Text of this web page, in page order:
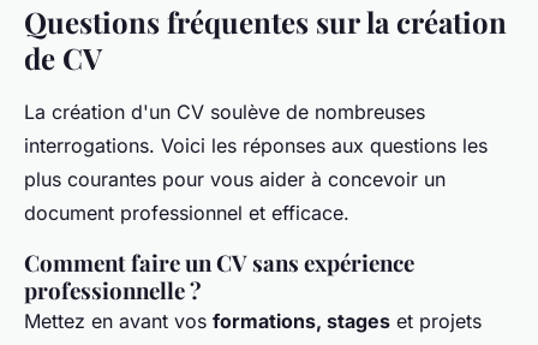
Questions fréquentes sur la création
de CV
La création d'un CV soulève de nombreuses
interrogations. Voici les réponses aux questions les
plus courantes pour vous aider à concevoir un
document professionnel et efficace.
Comment faire un CV sans expérience
professionnelle ?
Mettez en avant vos formations, stages et projets